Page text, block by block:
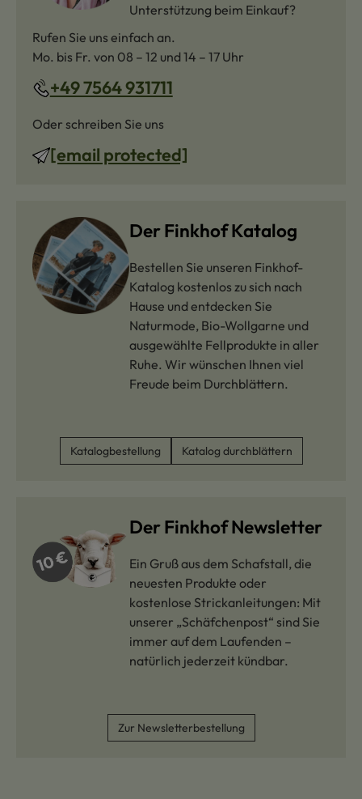
Unterstützung beim Einkauf?
Rufen Sie uns einfach an.
Mo. bis Fr. von 08 – 12 und 14 – 17 Uhr
+49 7564 931711
Oder schreiben Sie uns
[email protected]
Der Finkhof Katalog
Bestellen Sie unseren Finkhof-
Katalog kostenlos zu sich nach
Hause und entdecken Sie
Naturmode, Bio-Wollgarne und
ausgewählte Fellprodukte in aller
Ruhe. Wir wünschen Ihnen viel
Freude beim Durchblättern.
Katalogbestellung Katalog durchblättern
Der Finkhof Newsletter
Ein Gruß aus dem Schafstall, die
neuesten Produkte oder
kostenlose Strickanleitungen: Mit
unserer „Schäfchenpost“ sind Sie
immer auf dem Laufenden –
natürlich jederzeit kündbar.
Zur Newsletterbestellung